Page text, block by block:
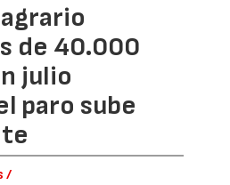
de 40.000
julio
paro sube
/